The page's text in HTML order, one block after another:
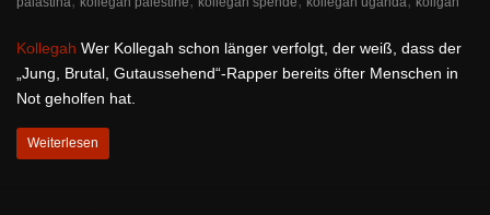
Kollegah Wer Kollegah schon länger verfolgt, der weiß, dass der
„Jung, Brutal, Gutaussehend“-Rapper bereits öfter Menschen in
Not geholfen hat.
Weiterlesen